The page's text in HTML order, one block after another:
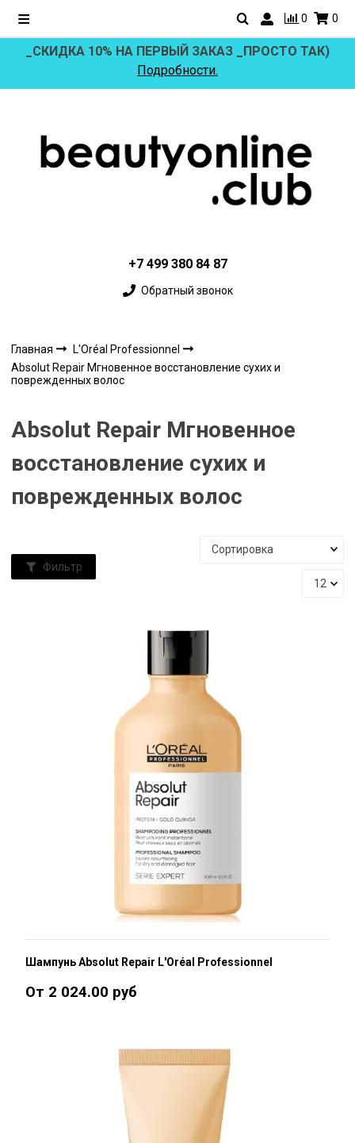
0 0
_СКИДКА 10% НА ПЕРВЫЙ ЗАКАЗ _ПРОСТО ТАК)
Подробности.
+7 499 380 84 87
Обратный звонок
Главная
L'Oréal Professionnel
Absolut Repair Мгновенное восстановление сухих и
поврежденных волос
Absolut Repair Мгновенное
восстановление сухих и
поврежденных волос
Фильтр
Шампунь Absolut Repair L'Oréal Professionnel
От 2 024.00 руб